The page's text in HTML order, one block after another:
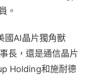
。
國AI晶片獨角獸
長，還是通信晶片
Holding和施耐德